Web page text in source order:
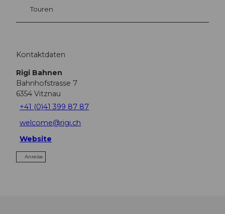
Touren
Kontaktdaten
Rigi Bahnen
Bahnhofstrasse 7
6354 Vitznau
+41 (0)41 399 87 87
welcome@rigi.ch
Website
Anreise